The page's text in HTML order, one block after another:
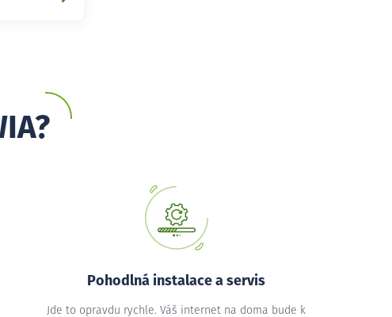
Pohodlná instalace a servis
Jde to opravdu rychle. Váš internet na doma bude k